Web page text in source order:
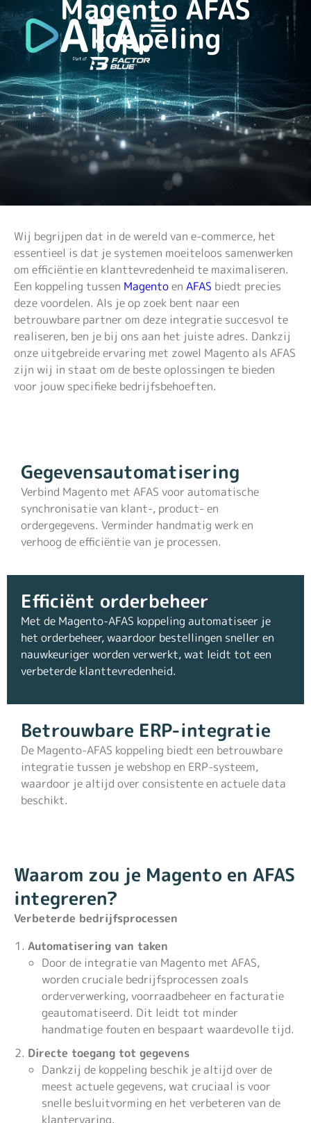
Magento AFAS
koppeling
Wij begrijpen dat in de wereld van e-commerce, het
essentieel is dat je systemen moeiteloos samenwerken
om efficiëntie en klanttevredenheid te maximaliseren.
Een koppeling tussen Magentoen AFAS biedt precies
deze voordelen. Als je op zoek bent naar een
betrouwbare partner om deze integratie succesvol te
realiseren, ben je bij ons aan het juiste adres. Dankzij
onze uitgebreide ervaring met zowel Magento als AFAS
zijn wij in staat om de beste oplossingen te bieden
voor jouw specifieke bedrijfsbehoeften.
Gegevensautomatisering
Verbind Magento met AFAS voor automatische
synchronisatie van klant-, product- en
ordergegevens. Verminder handmatig werk en
verhoog de efficiëntie van je processen.
Efficiënt orderbeheer
Met de Magento-AFAS koppeling automatiseer je
het orderbeheer, waardoor bestellingen sneller en
nauwkeuriger worden verwerkt, wat leidt tot een
verbeterde klanttevredenheid.
Betrouwbare ERP-integratie
De Magento-AFAS koppeling biedt een betrouwbare
integratie tussen je webshop en ERP-systeem,
waardoor je altijd over consistente en actuele data
beschikt.
Waarom zou je Magento en AFAS
integreren?
Verbeterde bedrijfsprocessen
Automatisering van taken
Door de integratie van Magento met AFAS,
worden cruciale bedrijfsprocessen zoals
orderverwerking, voorraadbeheer en facturatie
geautomatiseerd. Dit leidt tot minder
handmatige fouten en bespaart waardevolle tijd.
Directe toegang tot gegevens
Dankzij de koppeling beschik je altijd over de
meest actuele gegevens, wat cruciaal is voor
snelle besluitvorming en het verbeteren van de
klantervaring.